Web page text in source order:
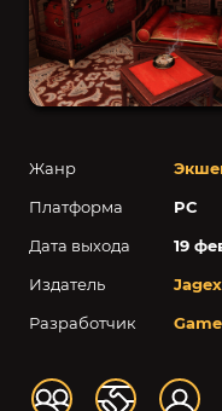
Жанр
Платформа
PC
Дата выхода
19
Издатель
Разработчик